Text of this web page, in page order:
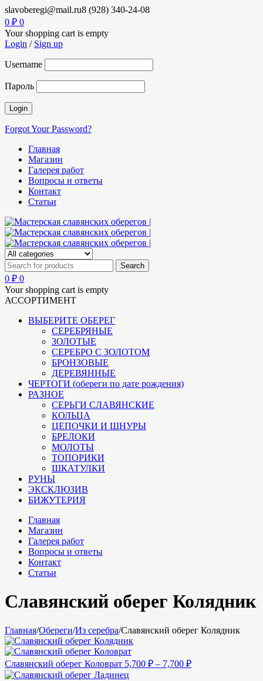
slavoberegi@mail.ru8 (928) 340-24-08
0 ₽ 0
Your shopping cart is empty
Login / Sign up
Username
Пароль
Forgot Your Password?
Главная
Магазин
Галерея работ
Вопросы и ответы
Контакт
Статьи
0 ₽ 0
Your shopping cart is empty
АССОРТИМЕНТ
ВЫБЕРИТЕ ОБЕРЕГ
СЕРЕБРЯНЫЕ
ЗОЛОТЫЕ
СЕРЕБРО С ЗОЛОТОМ
БРОНЗОВЫЕ
ДЕРЕВЯННЫЕ
ЧЕРТОГИ (обереги по дате рождения)
РАЗНОЕ
СЕРЬГИ СЛАВЯНСКИЕ
КОЛЬЦА
ЦЕПОЧКИ И ШНУРЫ
БРЕЛОКИ
МОЛОТЫ
ТОПОРИКИ
ШКАТУЛКИ
РУНЫ
ЭКСКЛЮЗИВ
БИЖУТЕРИЯ
Главная
Магазин
Галерея работ
Вопросы и ответы
Контакт
Статьи
Славянский оберег Колядник
Главная/Обереги/Из серебра/Славянский оберег Колядник
Славянский оберег Коловрат 5,700 ₽ – 7,700 ₽